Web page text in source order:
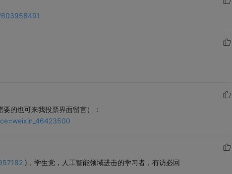
的也可来我投票界面留言）：
)，学生党，人工智能领域进击的学习者，有访必回